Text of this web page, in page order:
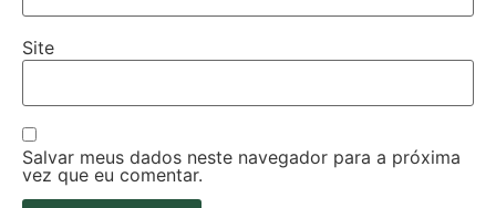
Site
Salvar meus dados neste navegador para a próxima
vez que eu comentar.